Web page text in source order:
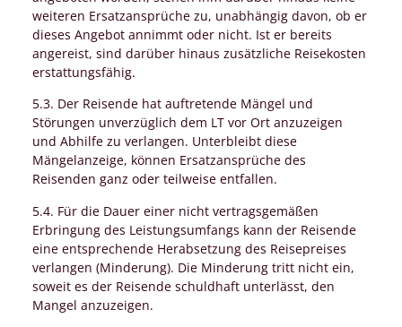
weiteren Ersatzansprüche zu, unabhängig davon, ob er
dieses Angebot annimmt oder nicht. Ist er bereits
angereist, sind darüber hinaus zusätzliche Reisekosten
erstattungsfähig.
5.3. Der Reisende hat auftretende Mängel und
Störungen unverzüglich dem LT vor Ort anzuzeigen
und Abhilfe zu verlangen. Unterbleibt diese
Mängelanzeige, können Ersatzansprüche des
Reisenden ganz oder teilweise entfallen.
5.4. Für die Dauer einer nicht vertragsgemäßen
Erbringung des Leistungsumfangs kann der Reisende
eine entsprechende Herabsetzung des Reisepreises
verlangen (Minderung). Die Minderung tritt nicht ein,
soweit es der Reisende schuldhaft unterlässt, den
Mangel anzuzeigen.